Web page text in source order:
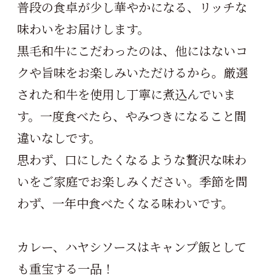
普段の食卓が少し華やかになる、リッチな
味わいをお届けします。
黒毛和牛にこだわったのは、他にはないコ
クや旨味をお楽しみいただけるから。厳選
された和牛を使用し丁寧に煮込んでいま
す。一度食べたら、やみつきになること間
違いなしです。
思わず、口にしたくなるような贅沢な味わ
いをご家庭でお楽しみください。季節を問
わず、一年中食べたくなる味わいです。
カレー、ハヤシソースはキャンプ飯として
も重宝する一品！